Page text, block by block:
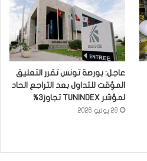
عاجل: بورصة تونس تقرر التعليق
المؤقت للتداول بعد التراجع الحاد
لمؤشر TUNINDEX تجاوز3%
28 يوليو 2026